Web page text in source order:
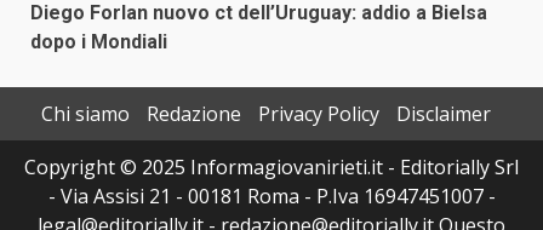
Diego Forlan nuovo ct dell’Uruguay: addio a Bielsa
dopo i Mondiali
Chi siamo Redazione Privacy Policy
Disclaimer
Copyright © 2025 Informagiovanirieti.it - Editorially Srl
- Via Assisi 21 - 00181 Roma - P.Iva 16947451007 -